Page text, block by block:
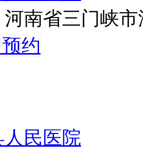
南省三门峡
约
人民医院